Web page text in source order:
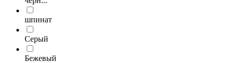
шпинат
Серый
Бежевый